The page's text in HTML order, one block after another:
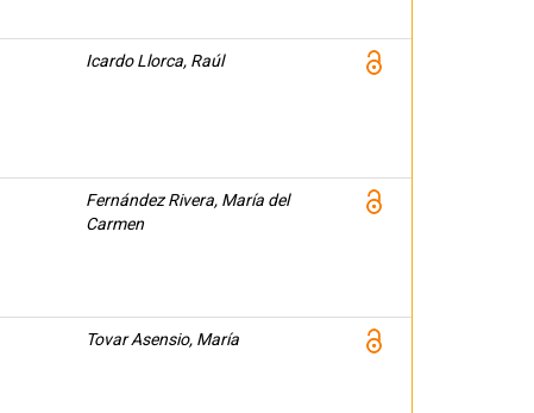
Icardo Llorca, Raúl
Fernández Rivera, María del
Carmen
Tovar Asensio, María